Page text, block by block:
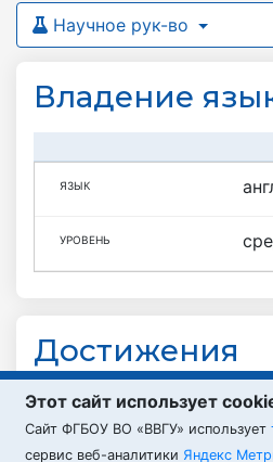
Научное рук-во
Владение
Достижения
Награды ФСБ
Минюста России
Этот сайт использует
Cайт ФГБОУ ВО «ВВГУ» использует
сервис веб-аналитики Яндекс